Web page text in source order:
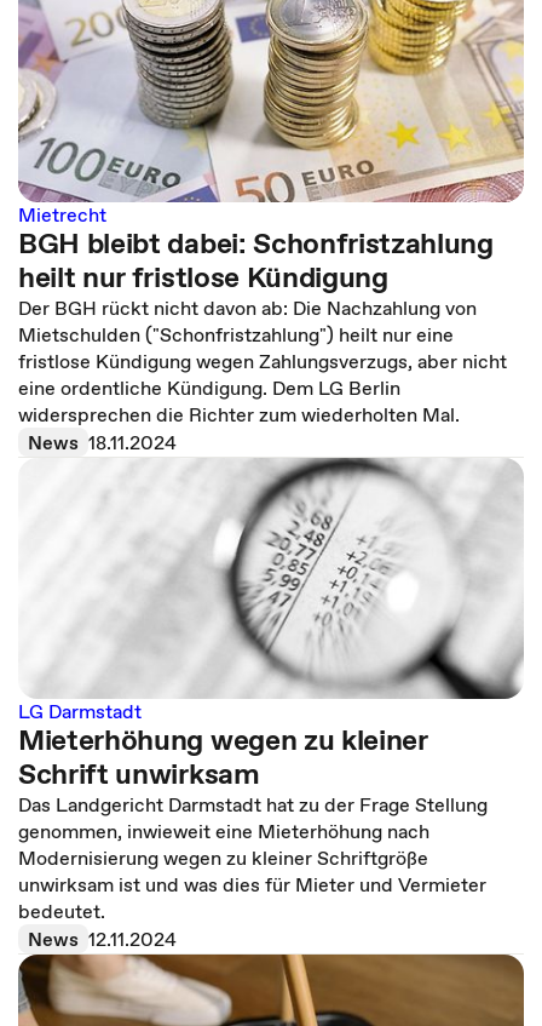
Mietrecht
BGH bleibt dabei: Schonfristzahlung
heilt nur fristlose Kündigung
Der BGH rückt nicht davon ab: Die Nachzahlung von
Mietschulden ("Schonfristzahlung") heilt nur eine
fristlose Kündigung wegen Zahlungsverzugs, aber nicht
eine ordentliche Kündigung. Dem LG Berlin
widersprechen die Richter zum wiederholten Mal.
News 18.11.2024
LG Darmstadt
Mieterhöhung wegen zu kleiner
Schrift unwirksam
Das Landgericht Darmstadt hat zu der Frage Stellung
genommen, inwieweit eine Mieterhöhung nach
Modernisierung wegen zu kleiner Schriftgröße
unwirksam ist und was dies für Mieter und Vermieter
bedeutet.
News 12.11.2024